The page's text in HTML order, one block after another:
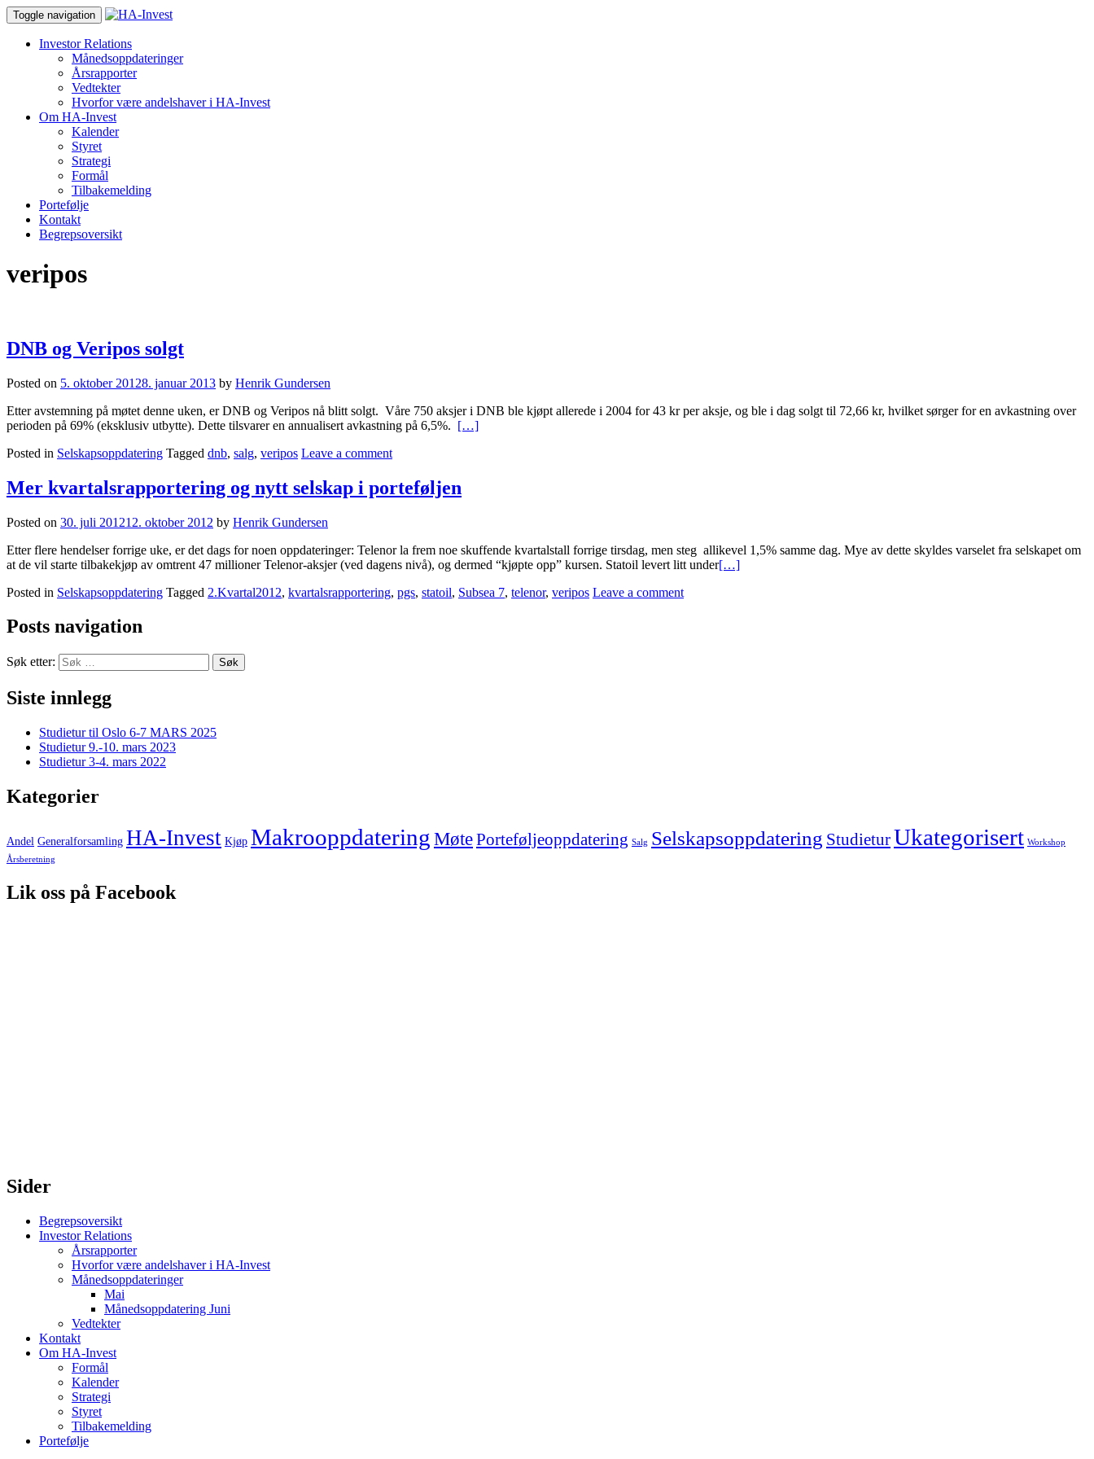
Toggle navigation
Investor Relations
Månedsoppdateringer
Årsrapporter
Vedtekter
Hvorfor være andelshaver i HA-Invest
Om HA-Invest
Kalender
Styret
Strategi
Formål
Tilbakemelding
Portefølje
Kontakt
Begrepsoversikt
veripos
DNB og Veripos solgt
Posted on 5. oktober 20128. januar 2013 by Henrik Gundersen
Etter avstemning på møtet denne uken, er DNB og Veripos nå blitt solgt. Våre 750 aksjer i DNB ble kjøpt allerede i 2004 for 43 kr per aksje, og ble i dag solgt til 72,66 kr, hvilket sørger for en avkastning over
perioden på 69% (eksklusiv utbytte). Dette tilsvarer en annualisert avkastning på 6,5%. […]
Posted in Selskapsoppdatering Tagged dnb, salg, veripos Leave a comment
Mer kvartalsrapportering og nytt selskap i porteføljen
Posted on 30. juli 201212. oktober 2012 by Henrik Gundersen
Etter flere hendelser forrige uke, er det dags for noen oppdateringer: Telenor la frem noe skuffende kvartalstall forrige tirsdag, men steg allikevel 1,5% samme dag. Mye av dette skyldes varselet fra selskapet om
at de vil starte tilbakekjøp av omtrent 47 millioner Telenor-aksjer (ved dagens nivå), og dermed “kjøpte opp” kursen. Statoil levert litt under[…]
Posted in Selskapsoppdatering Tagged 2.Kvartal2012, kvartalsrapportering, pgs, statoil, Subsea 7, telenor, veripos Leave a comment
Posts navigation
Søk etter:
Siste innlegg
Studietur til Oslo 6-7 MARS 2025
Studietur 9.-10. mars 2023
Studietur 3-4. mars 2022
Kategorier
Andel Generalforsamling HA-Invest Kjøp MakrooppdateringMøtePorteføljeoppdatering Salg Selskapsoppdatering StudieturUkategorisert Workshop
Årsberetning
Lik oss på Facebook
Sider
Begrepsoversikt
Investor Relations
Årsrapporter
Hvorfor være andelshaver i HA-Invest
Månedsoppdateringer
Mai
Månedsoppdatering Juni
Vedtekter
Kontakt
Om HA-Invest
Formål
Kalender
Strategi
Styret
Tilbakemelding
Portefølje